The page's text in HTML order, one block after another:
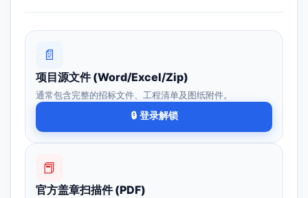
📄
项目源文件 (Word/Excel/Zip)
通常包含完整的招标文件、工程清单及图纸附件。
🔒 登录解锁
📕
官方盖章扫描件 (PDF)